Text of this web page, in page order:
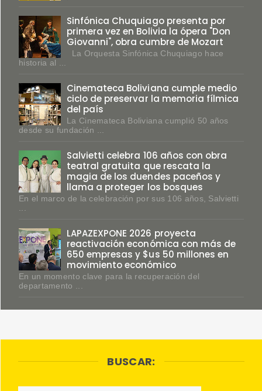
Sinfónica Chuquiago presenta por
primera vez en Bolivia la ópera "Don
Giovanni", obra cumbre de Mozart
La Orquesta Sinfónica Chuquiago hace
historia al ...
Cinemateca Boliviana cumple medio
ciclo de preservar la memoria fílmica
del país
La Cinemateca Boliviana cumplió 50 años
desde su fundación ...
Salvietti celebra 106 años con obra
teatral gratuita que rescata la
magia de los duendes paceños y
llama a proteger los bosques
En el marco de la celebración por sus 106 años, Salvietti
LAPAZEXPONE 2026 proyecta
reactivación económica con más de
650 empresas y $us 50 millones en
movimiento económico
En un momento clave para la recuperación del
departamento ...
BUSCAR: